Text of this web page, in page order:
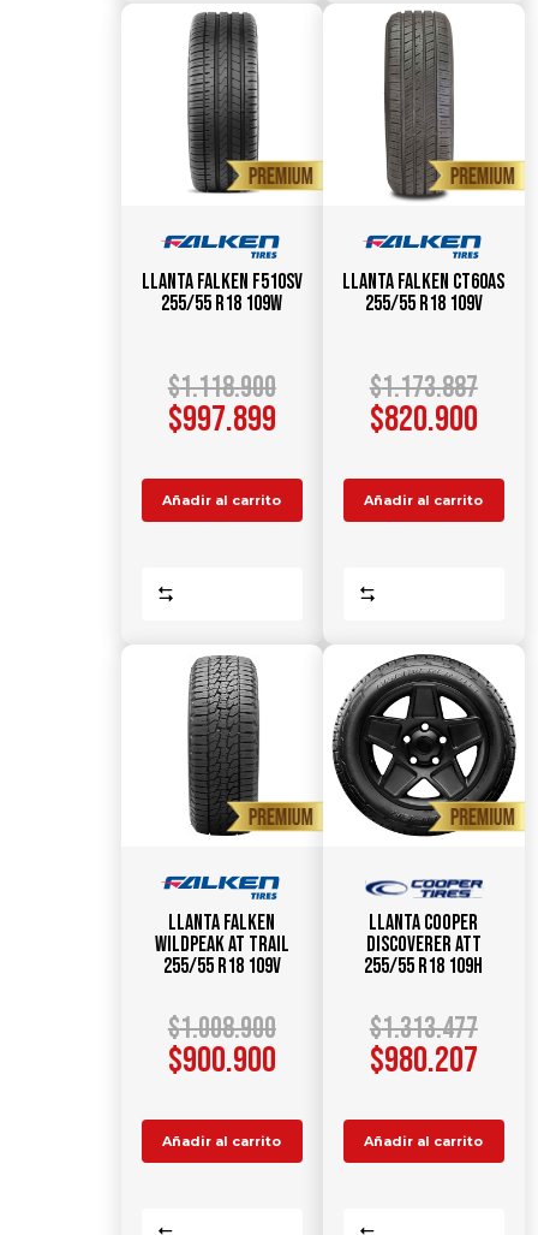
Llanta FALKEN F510SV
255/55 R18 109W
$1.118.900
$997.899
Añadir al carrito
Llanta FALKEN CT60AS
255/55 R18 109V
$1.173.887
$820.900
Añadir al carrito
Llanta FALKEN
WildPeak AT TRAIL
255/55 R18 109V
$1.008.900
$900.900
Añadir al carrito
Llanta COOPER
Discoverer ATT
255/55 R18 109H
$1.313.477
$980.207
Añadir al carrito